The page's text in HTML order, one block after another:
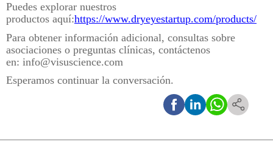
Puedes explorar nuestros
productos aquí:https://www.dryeyestartup.com/products/
Para obtener información adicional, consultas sobre
asociaciones o preguntas clínicas, contáctenos
en: info@visuscience.com
Esperamos continuar la conversación.